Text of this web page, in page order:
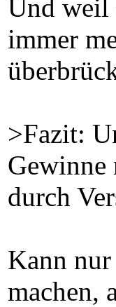
Und weil
immer
>Fazit:
Gewinne
durch
Kann
machen,